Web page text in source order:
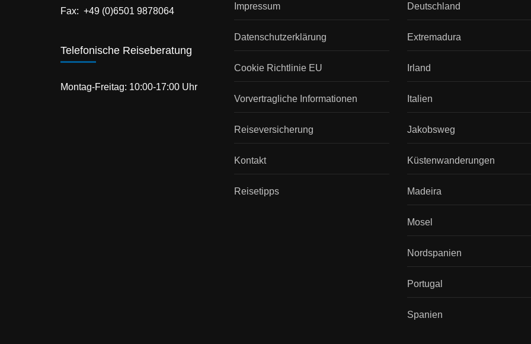
Fax: +49 (0)6501 9878064
Telefonische Reiseberatung
Montag-Freitag: 10:00-17:00 Uhr
Impressum
Datenschutzerklärung
Cookie Richtlinie EU
Vorvertragliche Informationen
Reiseversicherung
Kontakt
Reisetipps
Deutschland
Extremadura
Irland
Italien
Jakobsweg
Küstenwanderungen
Madeira
Mosel
Nordspanien
Portugal
Spanien